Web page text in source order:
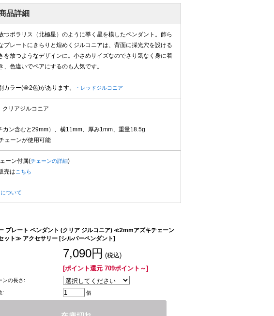
品詳細
つポラリス（北極星）のように導く星を模したペンダント。飾ら
プレートにきらりと煌めくジルコニアは、背面に採光穴を設ける
を放つようなデザインに。小さめサイズなのでさり気なく身に着
、色違いでペアにするのも人気です。
ラー(全2色)があります。 ・レッドジルコニア
クリアジルコニア
カン含むと29mm）、横11mm、厚み1mm、重量18.5g
ェーンが使用可能
ーン付属(チェーンの詳細)
売は こちら
ついて
プレート ペンダント (クリア ジルコニア) ≪2mmアズキチェーン
ット≫ アクセサリー [シルバーペンダント]
7,090円 (税込)
[ポイント還元 709ポイント～]
ンの長さ:
: 個